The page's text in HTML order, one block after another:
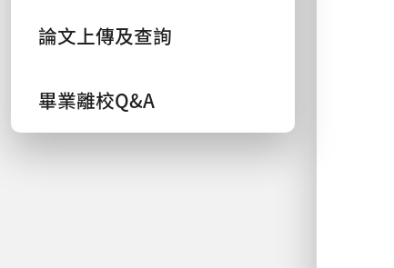
論文上傳及查詢
畢業離校Q&A